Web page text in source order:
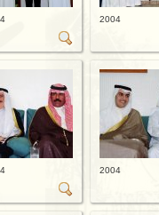
2004
2004